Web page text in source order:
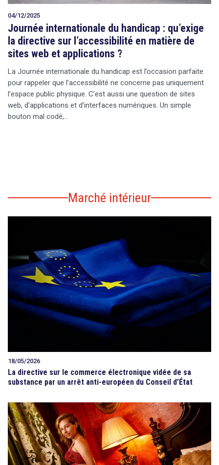
04/12/2025
Journée internationale du handicap : qu’exige
la directive sur l’accessibilité en matière de
sites web et applications ?
La Journée internationale du handicap est l’occasion parfaite
pour rappeler que l’accessibilité ne concerne pas uniquement
l’espace public physique. C’est aussi une question de sites
web, d’applications et d’interfaces numériques. Un simple
bouton mal codé,…
Marché intérieur
18/05/2026
La directive sur le commerce électronique vidée de sa
substance par un arrêt anti-européen du Conseil d’État